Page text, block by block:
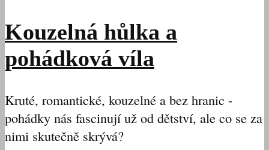
Kouzelná hůlka a
pohádková víla
Kruté, romantické, kouzelné a bez hranic -
pohádky nás fascinují už od dětství, ale co se za
nimi skutečně skrývá?